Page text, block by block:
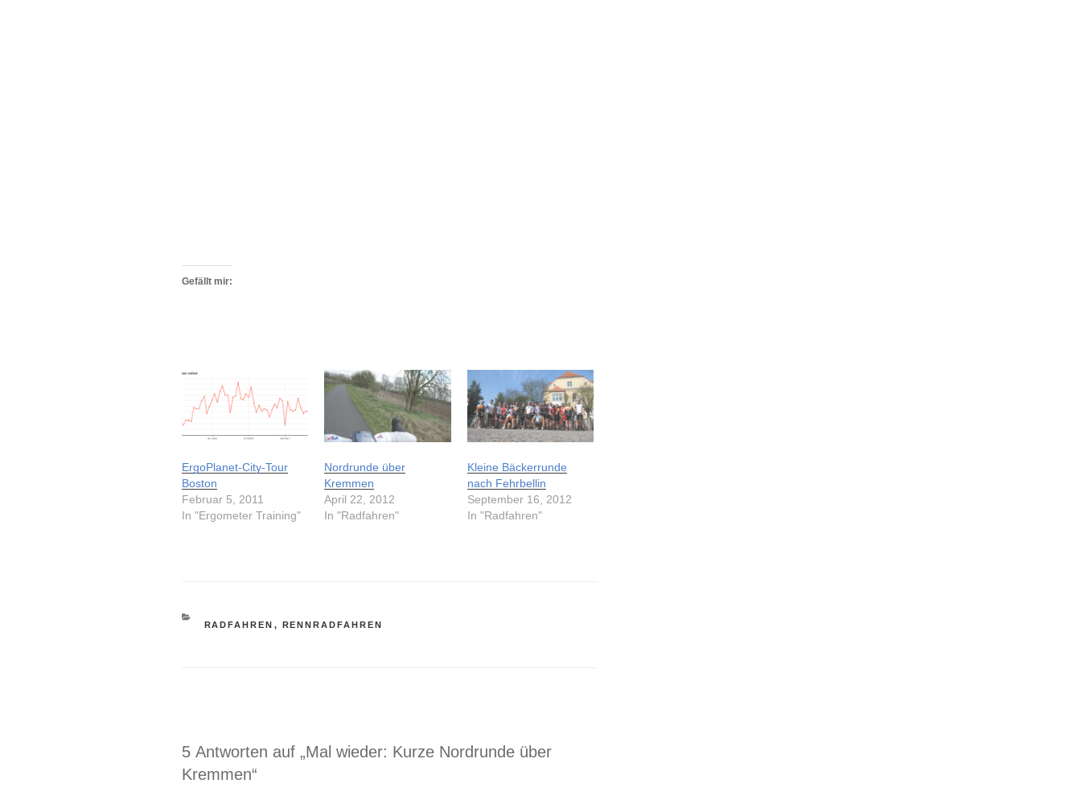
Gefällt mir:
ErgoPlanet-City-Tour
Boston
Februar 5, 2011
In "Ergometer Training"
Nordrunde über
Kremmen
April 22, 2012
In "Radfahren"
Kleine Bäckerrunde
nach Fehrbellin
September 16, 2012
In "Radfahren"
KATEGORIEN
RADFAHREN , RENNRADFAHREN
5 Antworten auf „Mal wieder: Kurze Nordrunde über
Kremmen“